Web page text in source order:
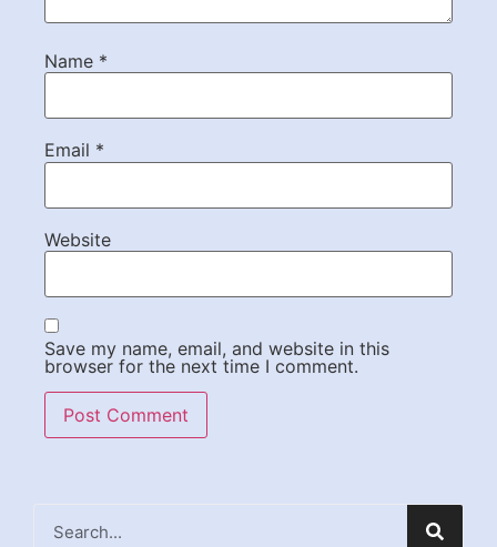
Name *
Email *
Website
Save my name, email, and website in this
browser for the next time I comment.